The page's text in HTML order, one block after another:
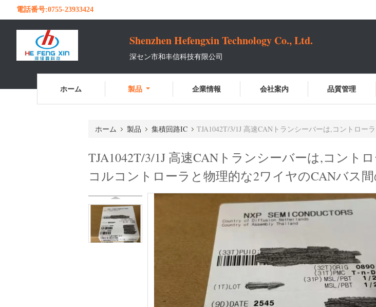
電話番号:0755-23933424
Shenzhen Hefengxin Technology Co., Ltd.
深セン市和丰信科技有限公司
ホーム 製品 企業情報 会社案内 品質管理
ホーム 製品 集積回路IC TJA1042T/3/1J 高速CANトランシーバーは,コントローラエリアネットワーク
TJA1042T/3/1J 高速CANトランシーバーは,コント
コルコントローラと物理的な2ワイヤのCANバス